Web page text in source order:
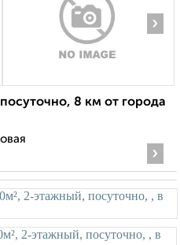
›
8 км от города
›